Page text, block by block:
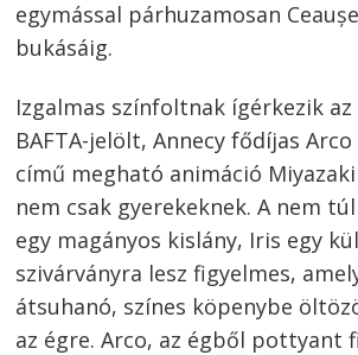
egymással párhuzamosan
bukásáig.
Izgalmas színfoltnak ígérkezik az
BAFTA-jelölt, Annecy fődíjas
című megható animáció
nem csak gyerekeknek. A nem
egy magányos kislány, Iris egy
szivárványra lesz figyelmes,
átsuhanó, színes köpenybe
az égre. Arco, az égből pottyant